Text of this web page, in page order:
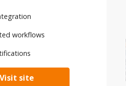
workflows
Visit site